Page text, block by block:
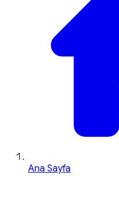
Ana Sayfa